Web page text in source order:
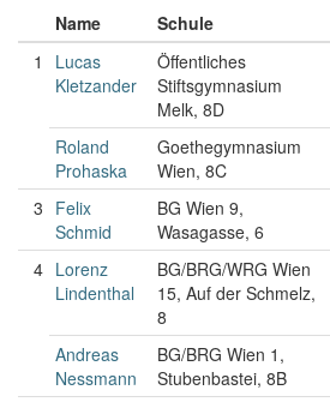
Name Schule
1
Lucas
Kletzander
Öffentliches
Stiftsgymnasium
Melk, 8D
Roland
Prohaska
Goethegymnasium
Wien, 8C
3 Felix
Schmid
BG Wien 9,
Wasagasse, 6
4 Lorenz
Lindenthal
BG/BRG/WRG Wien
15, Auf der Schmelz,
8
Andreas
Nessmann
BG/BRG Wien 1,
Stubenbastei, 8B